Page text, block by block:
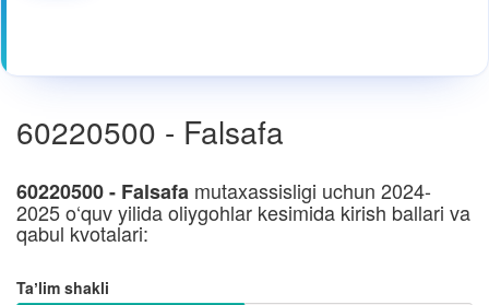
60220500 - Falsafa
60220500 - Falsafa mutaxassisligi uchun 2024-
2025 o‘quv yilida oliygohlar kesimida kirish ballari va
qabul kvotalari:
Taʼlim shakli